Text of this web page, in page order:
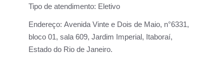
Tipo de atendimento: Eletivo
Endereço: Avenida Vinte e Dois de Maio, n°6331,
bloco 01, sala 609, Jardim Imperial, Itaboraí,
Estado do Rio de Janeiro.